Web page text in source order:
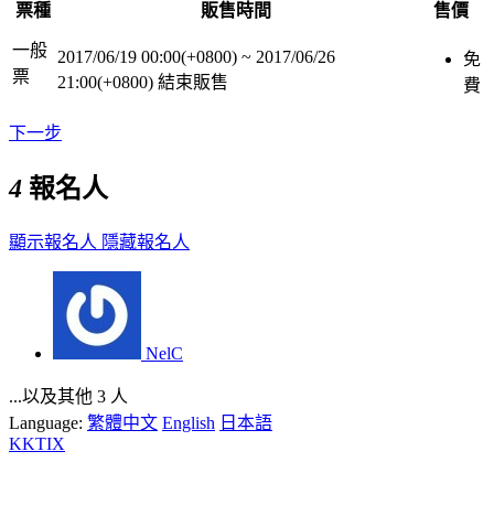
票種 販售時間 售價
一般
票
2017/06/19 00:00(+0800) ~ 2017/06/26
21:00(+0800) 結束販售
免
費
下一步
4 報名人
顯示報名人 隱藏報名人
NelC
...以及其他 3 人
Language: 繁體中文 English 日本語
KKTIX